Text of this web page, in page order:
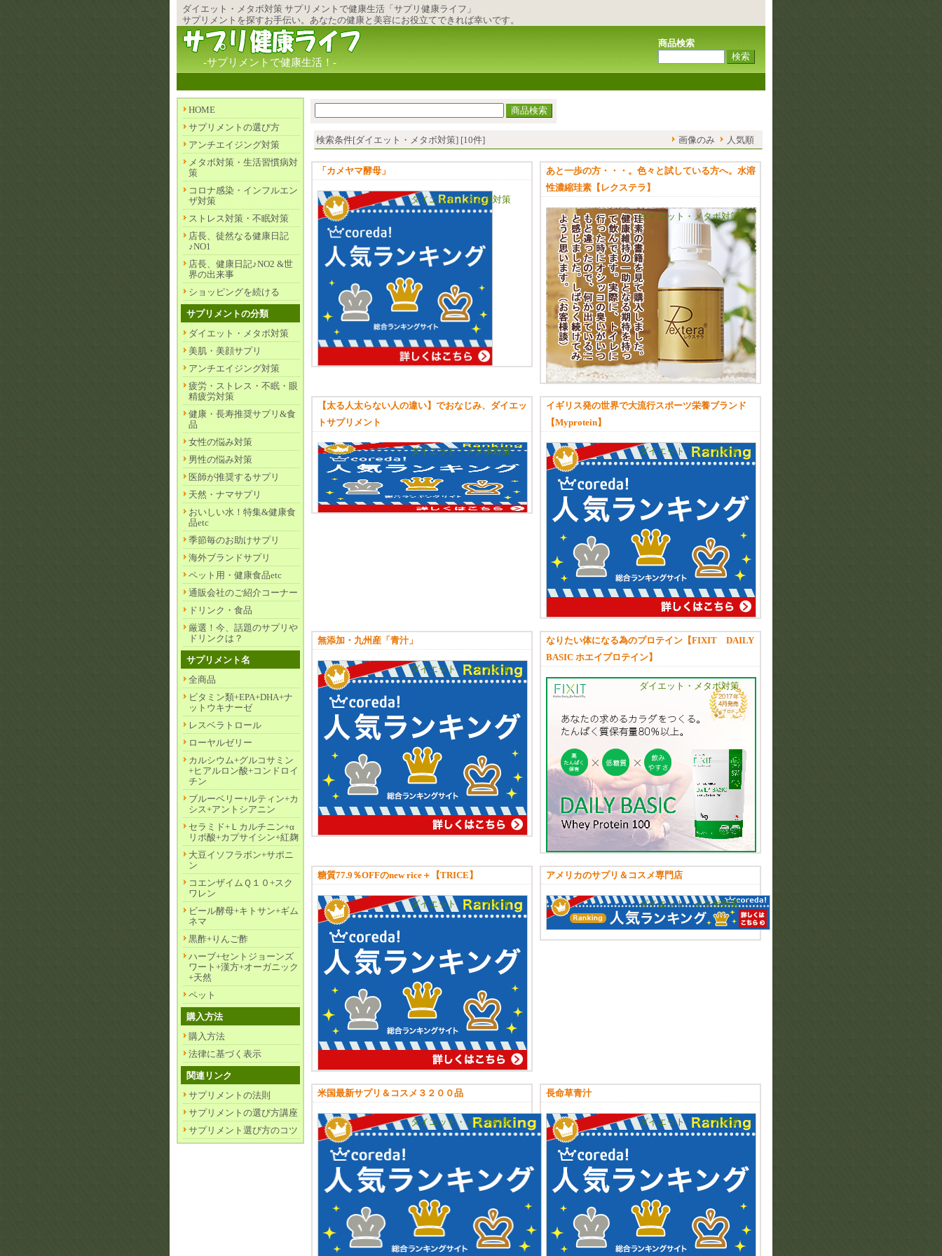
ダイエット・メタボ対策 サプリメント で健康生活「サプリ健康ライフ」
サプリメントを探すお手伝い。あなたの健康と美容にお役立てできれば幸いです。
-サプリメントで健康生活！-
商品検索
検索条件[ダイエット・メタボ対策] [10件] 画像のみ 人気順
「カメヤマ酵母」
ダイエット・メタボ対策
あと一歩の方・・・。色々と試している方へ。水溶
性濃縮珪素【レクステラ】
ダイエット・メタボ対策
【太る人太らない人の違い】でおなじみ、ダイエッ
トサプリメント
ダイエット・メタボ対策
イギリス発の世界で大流行スポーツ栄養ブランド
【Myprotein】
ダイエット・メタボ対策
無添加・九州産「青汁」
ダイエット・メタボ対策
なりたい体になる為のプロテイン【FIXIT DAILY
BASIC ホエイプロテイン】
ダイエット・メタボ対策
糖質77.9％OFFのnew rice＋【TRICE】
ダイエット・メタボ対策
アメリカのサプリ＆コスメ専門店
ダイエット・メタボ対策
米国最新サプリ＆コスメ３２００品
ダイエット・メタボ対策
長命草青汁
ダイエット・メタボ対策
HOME
サプリメントの選び方
アンチエイジング対策
メタボ対策・生活習慣病対
策
コロナ感染・インフルエン
ザ対策
ストレス対策・不眠対策
店長、徒然なる健康日記
♪NO1
店長、健康日記♪NO2 &世
界の出来事
ショッピングを続ける
サプリメントの分類
ダイエット・メタボ対策
美肌・美顔サプリ
アンチエイジング対策
疲労・ストレス・不眠・眼
精疲労対策
健康・長寿推奨サプリ&食
品
女性の悩み対策
男性の悩み対策
医師が推奨するサプリ
天然・ナマサプリ
おいしい水！特集&健康食
品etc
季節毎のお助けサプリ
海外ブランドサプリ
ペット用・健康食品etc
通販会社のご紹介コーナー
ドリンク・食品
厳選！今、話題のサプリや
ドリンクは？
サプリメント名
全商品
ビタミン類+EPA+DHA+ナ
ットウキナーゼ
レスベラトロール
ローヤルゼリー
カルシウム+グルコサミン
+ヒアルロン酸+コンドロイ
チン
ブルーベリー+ルティン+カ
シス+アントシアニン
セラミド+Ｌカルチニン+α
リポ酸+カプサイシン+紅麹
大豆イソフラボン+サポニ
ン
コエンザイムＱ１０+スク
ワレン
ビール酵母+キトサン+ギム
ネマ
黒酢+りんご酢
ハーブ+セントジョーンズ
ワート+漢方+オーガニック
+天然
ペット
購入方法
購入方法
法律に基づく表示
関連リンク
サプリメントの法則
サプリメントの選び方講座
サプリメント選び方のコツ